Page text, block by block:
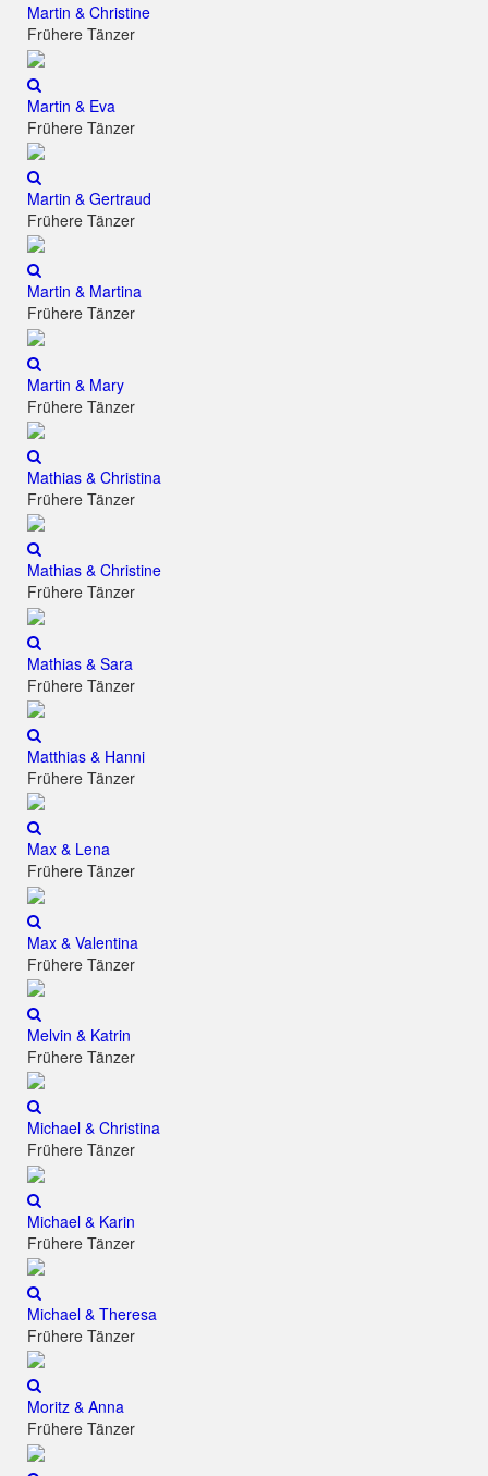
Martin & Christine
Frühere Tänzer
Martin & Eva
Frühere Tänzer
Martin & Gertraud
Frühere Tänzer
Martin & Martina
Frühere Tänzer
Martin & Mary
Frühere Tänzer
Mathias & Christina
Frühere Tänzer
Mathias & Christine
Frühere Tänzer
Mathias & Sara
Frühere Tänzer
Matthias & Hanni
Frühere Tänzer
Max & Lena
Frühere Tänzer
Max & Valentina
Frühere Tänzer
Melvin & Katrin
Frühere Tänzer
Michael & Christina
Frühere Tänzer
Michael & Karin
Frühere Tänzer
Michael & Theresa
Frühere Tänzer
Moritz & Anna
Frühere Tänzer